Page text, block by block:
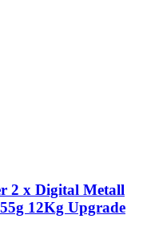
2 x Digital Metall
12Kg Upgrade